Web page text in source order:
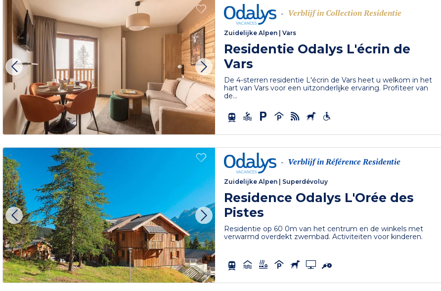
- Verblijf in Collection Residentie
Zuidelijke Alpen |Vars
Residentie Odalys L'écrin de
Vars
De 4-sterren residentie L'écrin de Vars heet u welkom in het
hart van Vars voor een uitzonderlijke ervaring. Profiteer van
de...
- Verblijf in Référence Residentie
Zuidelijke Alpen | Superdévoluy
Residence Odalys L'Orée des
Pistes
Residentie op 60 0m van het centrum en de winkels met
verwarmd overdekt zwembad. Activiteiten voor kinderen.